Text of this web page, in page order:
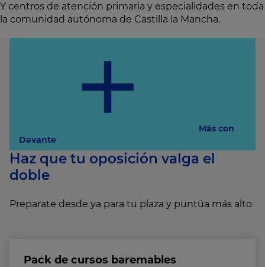
Y centros de atención primaria y especialidades en toda
la comunidad autónoma de Castilla la Mancha.
Más con
Davante
Haz que tu oposición valga el
doble
Preparate desde ya para tu plaza y puntúa más alto
Pack de cursos baremables